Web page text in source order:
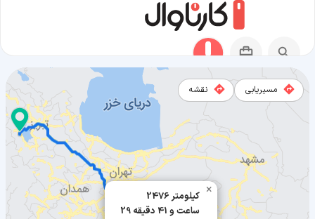
2476 کیلومتر
29 ساعت و 41 دقیقه
×
مسیریابی نقشه
مسیر سراوان به ارومیه